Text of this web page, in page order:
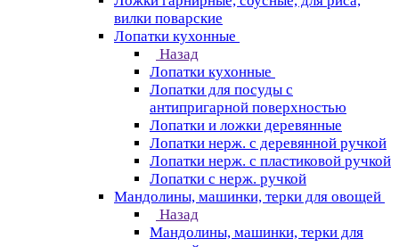
вилки поварские
Лопатки кухонные
Назад
Лопатки кухонные
Лопатки для посуды с
антипригарной поверхностью
Лопатки и ложки деревянные
Лопатки нерж. с деревянной ручкой
Лопатки нерж. с пластиковой ручкой
Лопатки с нерж. ручкой
Мандолины, машинки, терки для овощей
Назад
Мандолины, машинки, терки для